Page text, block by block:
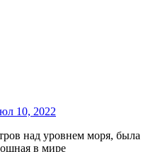
10, 2022
в мире